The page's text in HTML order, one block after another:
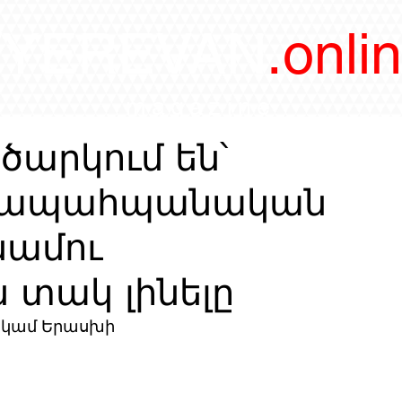
են՝
լինելը
կամ Երասխի